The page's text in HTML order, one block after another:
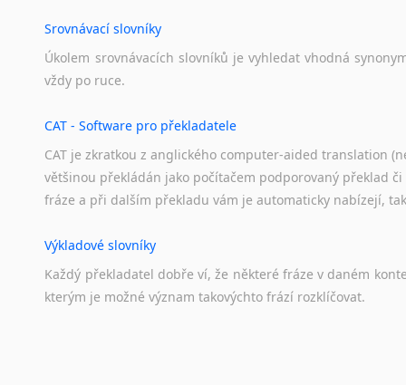
Srovnávací slovníky
Úkolem srovnávacích slovníků je vyhledat vhodná
vždy po ruce.
CAT - Software pro překladatele
CAT je zkratkou z anglického computer-aided translation
většinou překládán jako počítačem podporovaný překlad
fráze a při dalším překladu vám je automaticky nabízejí,
Výkladové slovníky
Každý překladatel dobře ví, že některé fráze v daném
kterým je možné význam takovýchto frází rozklíčovat.